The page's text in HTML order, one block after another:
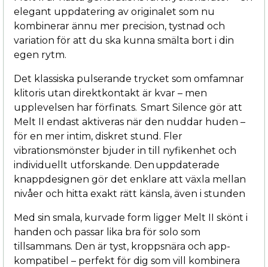
elegant uppdatering av originalet som nu
kombinerar ännu mer precision, tystnad och
variation för att du ska kunna smälta bort i din
egen rytm.
Det klassiska pulserande trycket som omfamnar
klitoris utan direktkontakt är kvar – men
upplevelsen har förfinats. Smart Silence gör att
Melt II endast aktiveras när den nuddar huden –
för en mer intim, diskret stund. Fler
vibrationsmönster bjuder in till nyfikenhet och
individuellt utforskande. Den uppdaterade
knappdesignen gör det enklare att växla mellan
nivåer och hitta exakt rätt känsla, även i stunden
Med sin smala, kurvade form ligger Melt II skönt i
handen och passar lika bra för solo som
tillsammans. Den är tyst, kroppsnära och app-
kompatibel – perfekt för dig som vill kombinera